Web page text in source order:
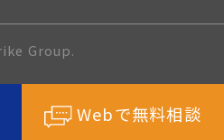
Webで無料相談
Group.